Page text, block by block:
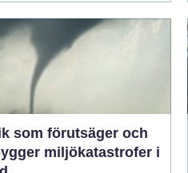
som förutsäger och
miljökatastrofer i